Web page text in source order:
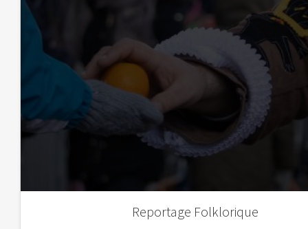
Reportage Folklorique